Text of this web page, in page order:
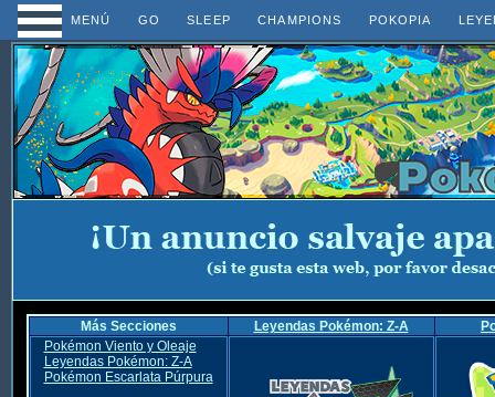
MENÚ GO SLEEP CHAMPIONS POKOPIA
Más Secciones Leyendas Pokémon: Z-A
Pokémon Viento y Oleaje
Leyendas Pokémon: Z-A
Pokémon Escarlata Púrpura